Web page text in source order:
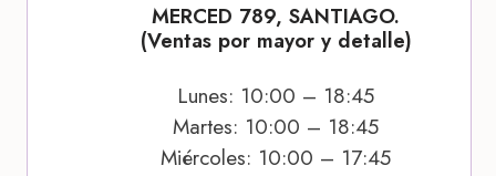
MERCED 789, SANTIAGO.
(Ventas por mayor y detalle)
Lunes: 10:00 – 18:45
Martes: 10:00 – 18:45
Miércoles: 10:00 – 17:45